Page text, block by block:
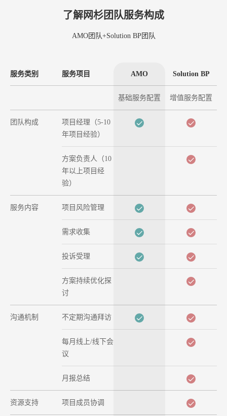
了解网杉团队服务构成
AMO团队+Solution BP团队
服务类别 服务项目 AMO Solution BP
基础服务配置 增值服务配置
团队构成
项目经理（5-10
年项目经验）
方案负责人（10
年以上项目经
验）
服务内容 项目风险管理
需求收集
投诉受理
方案持续优化探
讨
沟通机制 不定期沟通拜访
每月线上/线下会
议
月报总结
资源支持 项目成员协调